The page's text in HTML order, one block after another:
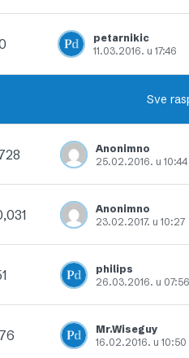
Dodajte u favorite
petarnikic
11.03.2016. u 17:46
Dodajte u favorite
Sve
Anonimno
25.02.2016. u 10:44
Dodajte u favorite
Anonimno
23.02.2017. u 10:27
Dodajte u favorite
philips
26.03.2016. u 07:56
Dodajte u favorite
Mr.Wiseguy
16.02.2016. u 10:50